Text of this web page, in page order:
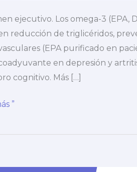
ejecutivo. Los omega-3 (EPA,
reducción de triglicéridos,
(EPA purificado en
en depresión y
cognitivo. Más […]
”